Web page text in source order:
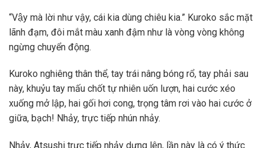
“Vậy mà lời như vậy, cái kia dùng chiêu kia.” Kuroko sắc mặt
lãnh đạm, đôi mắt màu xanh đậm như là vòng vòng không
ngừng chuyển động.
Kuroko nghiêng thân thể, tay trái nâng bóng rổ, tay phải sau
này, khuỷu tay mấu chốt tự nhiên uốn lượn, hai cước xéo
xuống mở lập, hai gối hơi cong, trọng tâm rơi vào hai cước ở
giữa, bạch! Nhảy, trực tiếp nhún nhảy.
Nhảy, Atsushi trực tiếp nhảy dựng lên, lần này là có ý thức